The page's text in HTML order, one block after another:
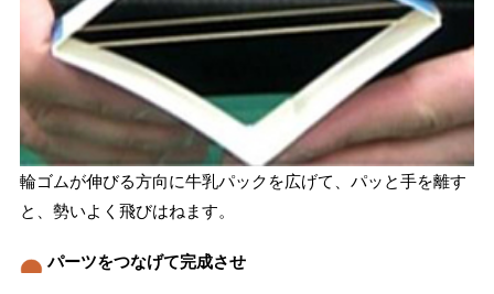
輪ゴムが伸びる方向に牛乳パックを広げて、パッと手を離す
と、勢いよく飛びはねます。
パーツをつなげて完成させ